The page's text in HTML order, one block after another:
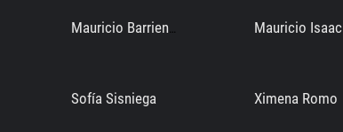
Mauricio Isaac
Sofía Sisniega Ximena Romo